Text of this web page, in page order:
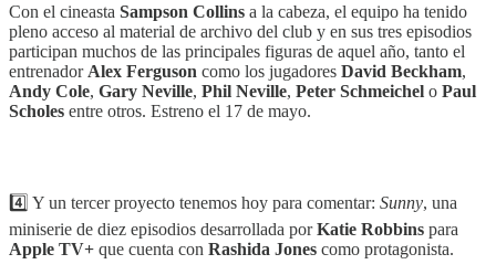
Con el cineasta Sampson Collins a la cabeza, el equipo ha tenido
pleno acceso al material de archivo del club y en sus tres episodios
participan muchos de las principales figuras de aquel año, tanto el
entrenador Alex Ferguson como los jugadores David Beckham,
Andy Cole, Gary Neville, Phil Neville, Peter Schmeichel o Paul
Scholes entre otros. Estreno el 17 de mayo.
4️⃣ Y un tercer proyecto tenemos hoy para comentar: Sunny, una
miniserie de diez episodios desarrollada porKatie Robbins para
Apple TV+ que cuenta con Rashida Jones como protagonista.